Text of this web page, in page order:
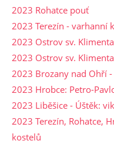
2023 Rohatce pouť
2023 Terezín - varhanní
2023 Ostrov sv.
2023 Ostrov sv.
2023 Brozany nad Ohří
2023 Hrobce: Petro-
2023 Liběšice - Úštěk:
2023 Terezín, Rohatce,
kostelů